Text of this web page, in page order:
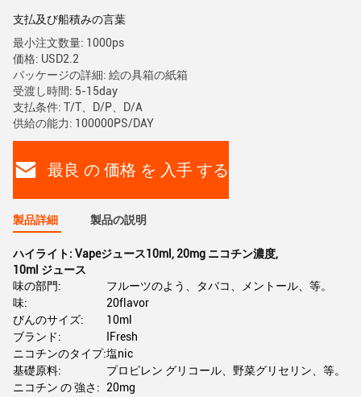
支払及び船積みの言葉
最小注文数量: 1000ps
価格: USD2.2
パッケージの詳細: 絵の具箱の紙箱
受渡し時間: 5-15day
支払条件: T/T、D/P、D/A
供給の能力: 100000PS/DAY
最良 の 価格 を 入手 する
製品詳細 製品の説明
ハイライト: Vapeジュース10ml , 20mg ニコチン濃度,
10ml ジュース
味の部門:
フルーツのよう、タバコ、メントール、等。
味:
20flavor
びんのサイズ:
10ml
ブランド:
IFresh
ニコチンのタイプ:塩nic
基礎原料:
プロピレン グリコール、野菜グリセリン、等。
ニコチン の 強さ:
20mg